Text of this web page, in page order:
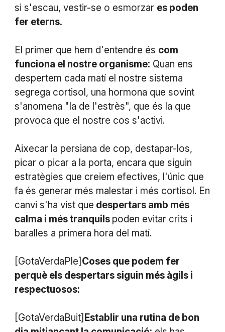
si s'escau, vestir-se o esmorzar es poden
fer eterns.
El primer que hem d'entendre és com
funciona el nostre organisme: Quan ens
despertem cada matí el nostre sistema
segrega cortisol, una hormona que sovint
s'anomena "la de l'estrès", que és la que
provoca que el nostre cos s'activi.
Aixecar la persiana de cop, destapar-los,
picar o picar a la porta, encara que siguin
estratègies que creiem efectives, l'únic que
fa és generar més malestar i més cortisol. En
canvi s'ha vist que despertars amb més
calma i més tranquils poden evitar crits i
baralles a primera hora del matí.
[GotaVerdaPle] Coses que podem fer
perquè els despertars siguin més àgils i
respectuosos:
[GotaVerdaBuit] Establir una rutina de bon